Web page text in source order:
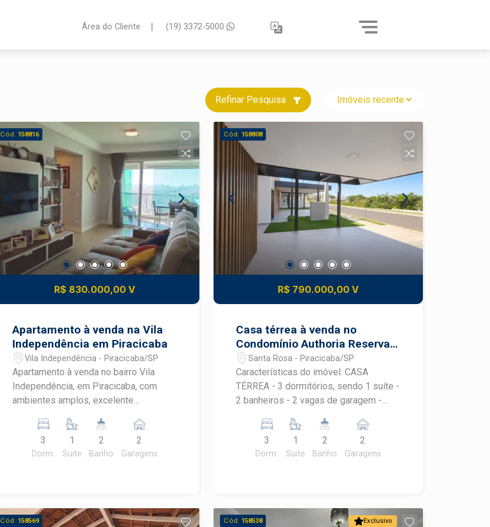
Área do Cliente | (19) 3372-5000
Refinar Pesquisa
Cód. 158816
R$ 830.000,00 V
Apartamento à venda na Vila
Independência em Piracicaba
Vila Independência - Piracicaba/SP
Apartamento à venda no bairro Vila
Independência, em Piracicaba, com
ambientes amplos, excelente
privilegiada. Com 100,00 m² de área útil,
o imóvel oferece conforto e praticidade
para toda a família, sendo uma
CARACTERÍSTICAS DO IMÓVEL - 3
3
Dorm.
1
Suite
2
Banho
2
Garagens
Cód. 158808
R$ 790.000,00 V
Casa térrea à venda no
Condomínio Authoria Reserva
Jequitibá - Santa Rosa |
Piracicaba/SP
Santa Rosa - Piracicaba/SP
Características do imóvel: CASA
TÉRREA - 3 dormitórios, sendo 1 suíte -
2 banheiros - 2 vagas de garagem -
terreno: 200,00 m², sendo 10m de
frente e fundo, 20 m nas laterais
esquerda e direita. KIT FACHADA: -
NA FACHADA NAS MEDIDAS
3
Dorm.
1
Suite
2
Banho
2
Garagens
Cód. 158569 Exclusivo
Cód. 158538